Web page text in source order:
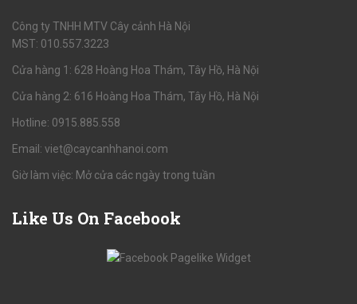
Công ty TNHH MTV Cây cảnh Hà Nội
MST: 010.557.3223
Cửa hàng 1: 628 Hoàng Hoa Thám, Tây Hồ, Hà Nội
Cửa hàng 2: 616 Hoàng Hoa Thám, Tây Hồ, Hà Nội
Hotline: 0915.885.558
Email: viet@caycanhhanoi.com
Giờ làm việc: Mở cửa các ngày trong tuần
Like Us On Facebook